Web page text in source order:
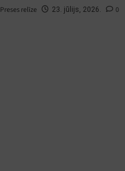
Preses relīze 23. jūlijs, 2026. 0